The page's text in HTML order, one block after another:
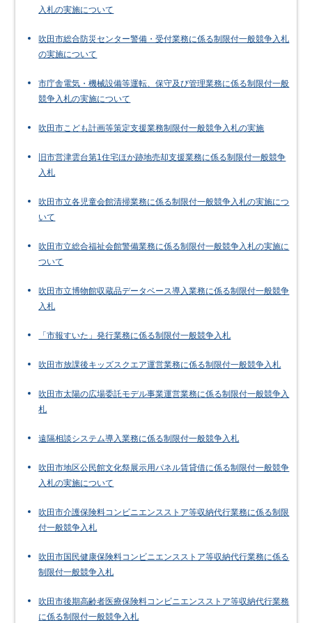
入札の実施について
吹田市総合防災センター警備・受付業務に係る制限付一般競争入札
の実施について
市庁舎電気・機械設備等運転、保守及び管理業務に係る制限付一般
競争入札の実施について
吹田市こども計画等策定支援業務制限付一般競争入札の実施
旧市営津雲台第1住宅ほか跡地売却支援業務に係る制限付一般競争
入札
吹田市立各児童会館清掃業務に係る制限付一般競争入札の実施につ
いて
吹田市立総合福祉会館警備業務に係る制限付一般競争入札の実施に
ついて
吹田市立博物館収蔵品データベース導入業務に係る制限付一般競争
入札
「市報すいた」発行業務に係る制限付一般競争入札
吹田市放課後キッズスクエア運営業務に係る制限付一般競争入札
吹田市太陽の広場委託モデル事業運営業務に係る制限付一般競争入
札
遠隔相談システム導入業務に係る制限付一般競争入札
吹田市地区公民館文化祭展示用パネル賃貸借に係る制限付一般競争
入札の実施について
吹田市介護保険料コンビニエンスストア等収納代行業務に係る制限
付一般競争入札
吹田市国民健康保険料コンビニエンスストア等収納代行業務に係る
制限付一般競争入札
吹田市後期高齢者医療保険料コンビニエンスストア等収納代行業務
に係る制限付一般競争入札